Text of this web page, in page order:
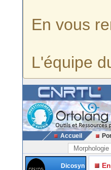
En vous
L'équipe
Accueil
Morphologie
Dicosyn